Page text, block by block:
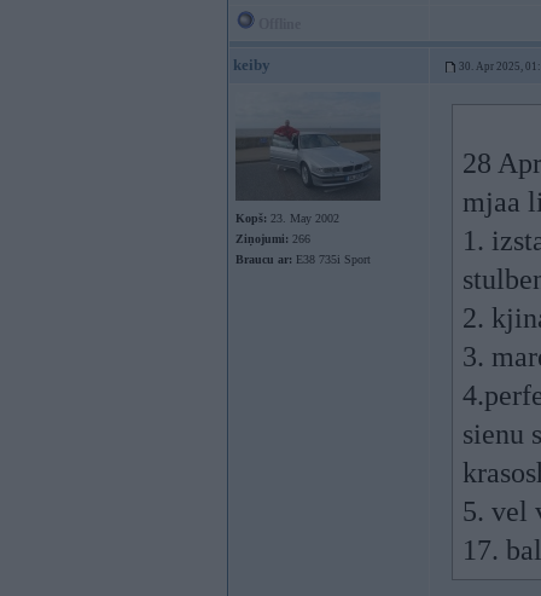
keiby 30. Apr 2025,
Kopš: 23. May 2002
Ziņojumi: 266
Braucu ar: E38 735i Sport
28
mjaa
1.
2.
3.
sienu
5. vel
17.